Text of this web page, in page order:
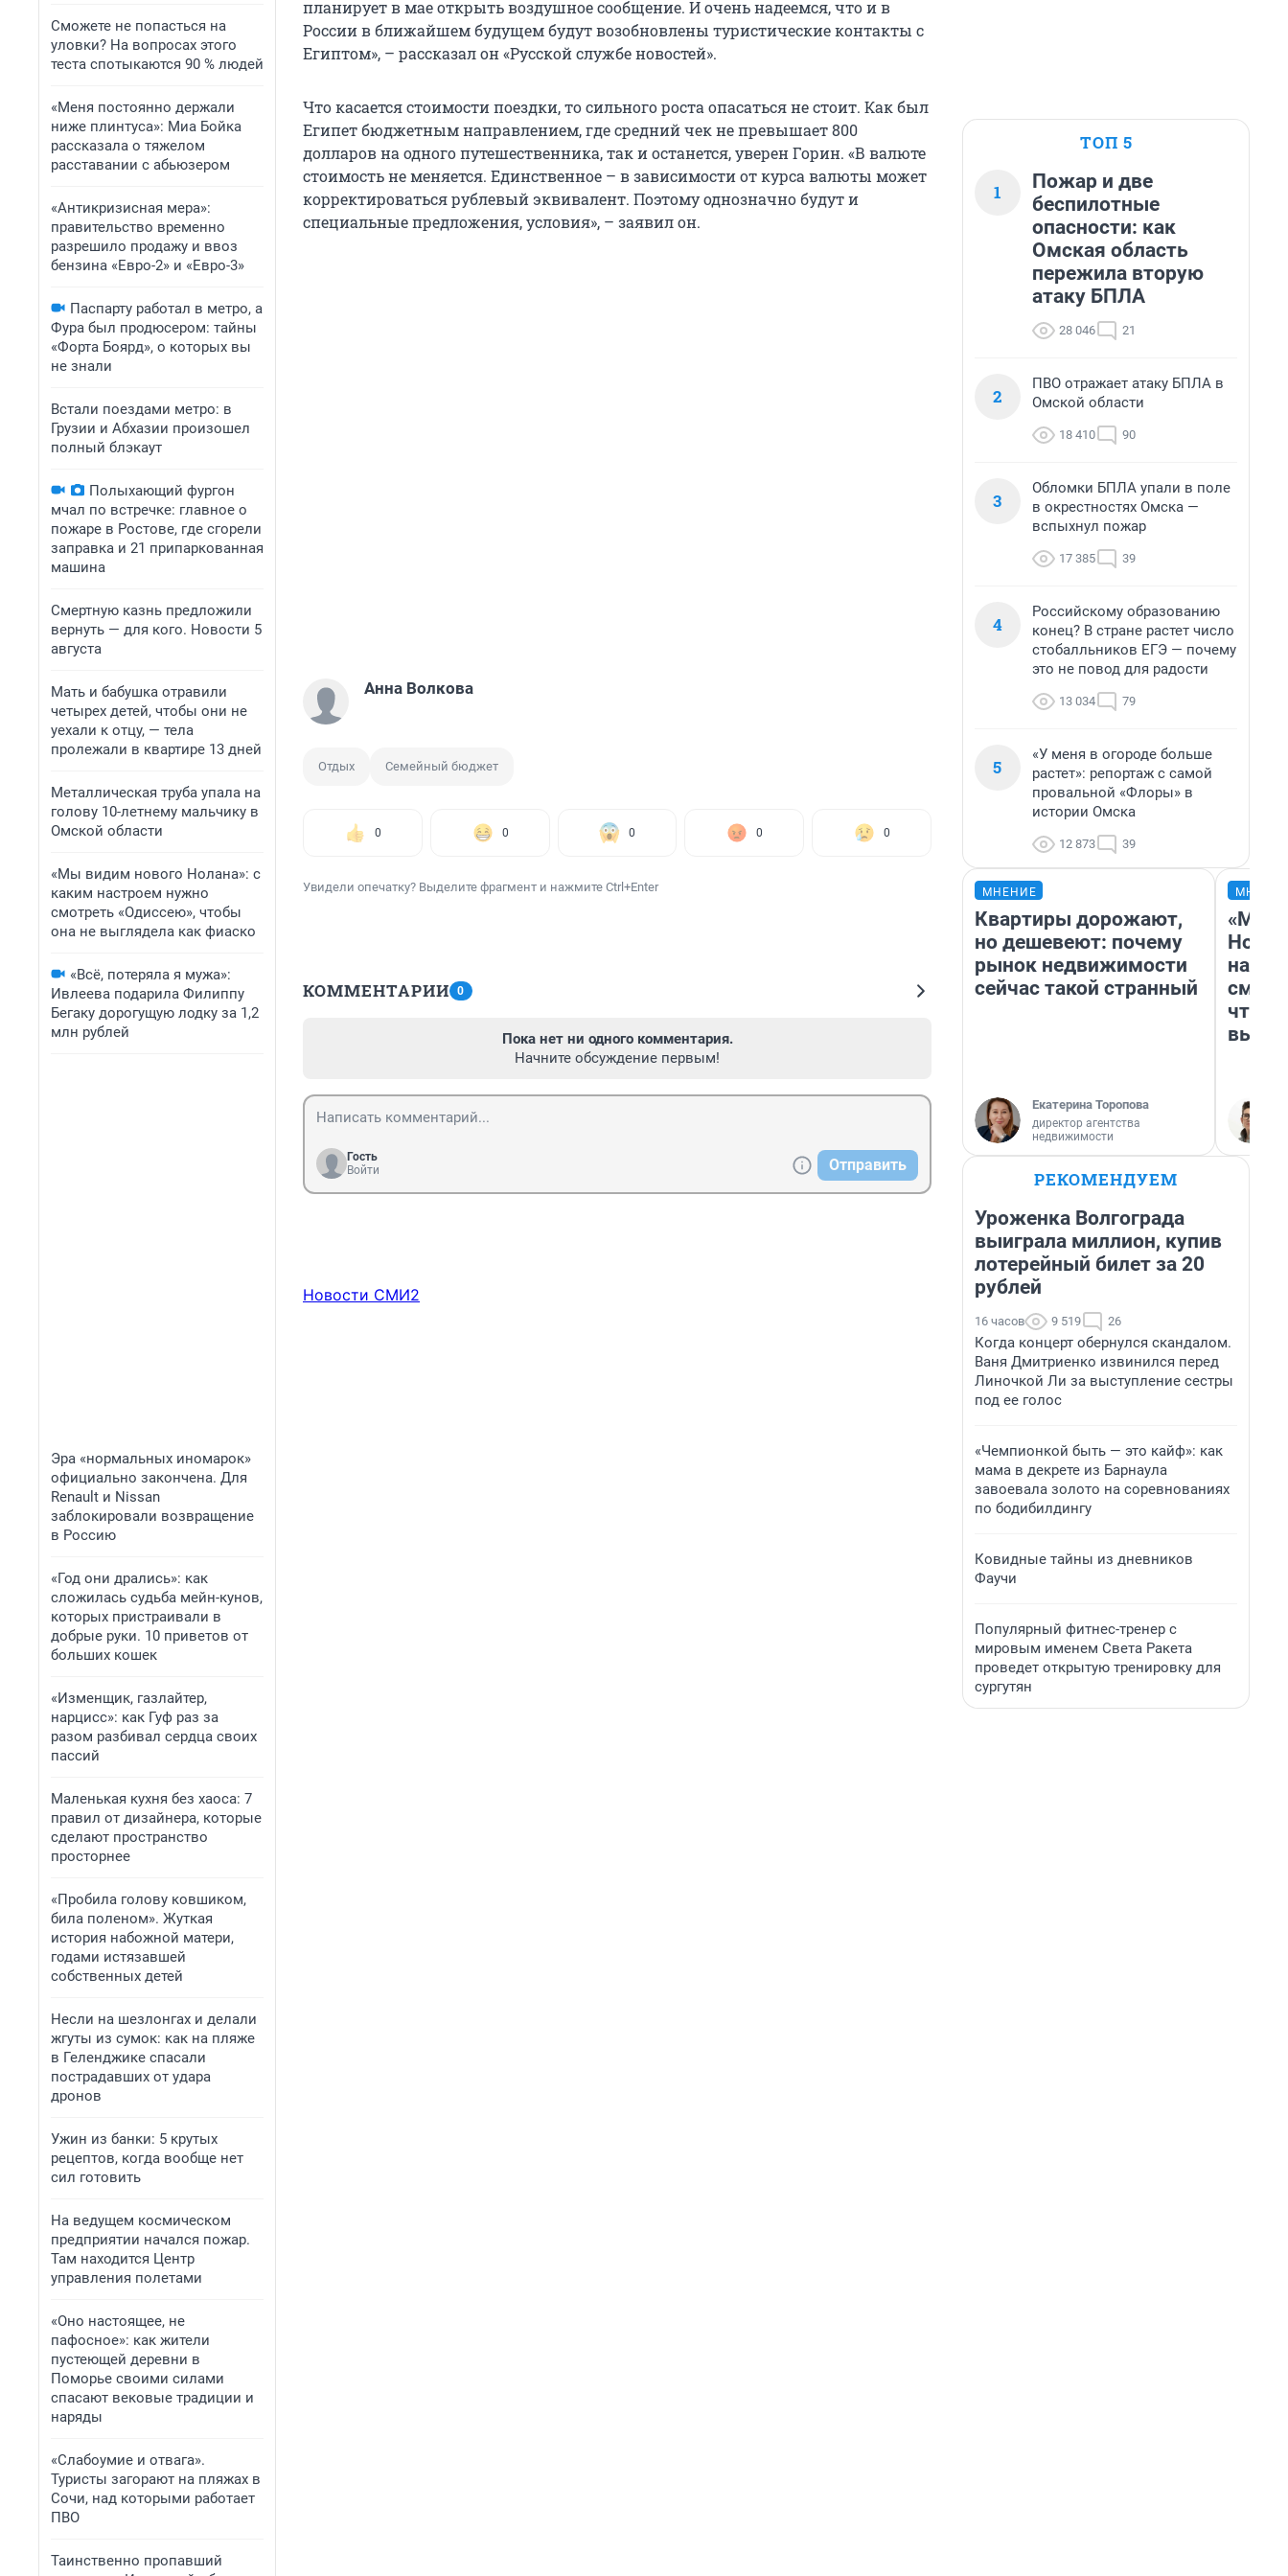
Сможете не попасться на
уловки? На вопросах этого
теста спотыкаются 90 % людей
«Меня постоянно держали
ниже плинтуса»: Миа Бойка
рассказала о тяжелом
расставании с абьюзером
«Антикризисная мера»:
правительство временно
разрешило продажу и ввоз
бензина «Евро-2» и «Евро-3»
Паспарту работал в метро, а
Фура был продюсером: тайны
«Форта Боярд», о которых вы
не знали
Встали поездами метро: в
Грузии и Абхазии произошел
полный блэкаут
Полыхающий фургон
мчал по встречке: главное о
пожаре в Ростове, где сгорели
заправка и 21 припаркованная
машина
Смертную казнь предложили
вернуть — для кого. Новости 5
августа
Мать и бабушка отравили
четырех детей, чтобы они не
уехали к отцу, — тела
пролежали в квартире 13 дней
Металлическая труба упала на
голову 10-летнему мальчику в
Омской области
«Мы видим нового Нолана»: с
каким настроем нужно
смотреть «Одиссею», чтобы
она не выглядела как фиаско
«Всё, потеряла я мужа»:
Ивлеева подарила Филиппу
Бегаку дорогущую лодку за 1,2
млн рублей
Эра «нормальных иномарок»
официально закончена. Для
Renault и Nissan
заблокировали возвращение
в Россию
«Год они дрались»: как
сложилась судьба мейн-кунов,
которых пристраивали в
добрые руки. 10 приветов от
больших кошек
«Изменщик, газлайтер,
нарцисс»: как Гуф раз за
разом разбивал сердца своих
пассий
Маленькая кухня без хаоса: 7
правил от дизайнера, которые
сделают пространство
просторнее
«Пробила голову ковшиком,
била поленом». Жуткая
история набожной матери,
годами истязавшей
собственных детей
Несли на шезлонгах и делали
жгуты из сумок: как на пляже
в Геленджике спасали
пострадавших от удара
дронов
Ужин из банки: 5 крутых
рецептов, когда вообще нет
сил готовить
На ведущем космическом
предприятии начался пожар.
Там находится Центр
управления полетами
«Оно настоящее, не
пафосное»: как жители
пустеющей деревни в
Поморье своими силами
спасают вековые традиции и
наряды
«Слабоумие и отвага».
Туристы загорают на пляжах в
Сочи, над которыми работает
ПВО
Таинственно пропавший
планирует в мае открыть воздушное сообщение. И очень надеемся, что и в
России в ближайшем будущем будут возобновлены туристические контакты с
Египтом», – рассказал он «Русской службе новостей».
Что касается стоимости поездки, то сильного роста опасаться не стоит. Как был
Египет бюджетным направлением, где средний чек не превышает 800
долларов на одного путешественника, так и останется, уверен Горин. «В валюте
стоимость не меняется. Единственное – в зависимости от курса валюты может
корректироваться рублевый эквивалент. Поэтому однозначно будут и
специальные предложения, условия», – заявил он.
Анна Волкова
Отдых Семейный бюджет
0 0 0 0 0
Увидели опечатку? Выделите фрагмент и нажмите Ctrl+Enter
КОММЕНТАРИИ 0
Пока нет ни одного комментария.
Начните обсуждение первым!
Гость
Войти
Отправить
Новости СМИ2
ТОП 5
1
Пожар и две
беспилотные
опасности: как
Омская область
пережила вторую
атаку БПЛА
28 046 21
2
ПВО отражает атаку БПЛА в
Омской области
18 410 90
3
Обломки БПЛА упали в поле
в окрестностях Омска —
вспыхнул пожар
17 385 39
4
Российскому образованию
конец? В стране растет число
стобалльников ЕГЭ — почему
это не повод для радости
13 034 79
5
«У меня в огороде больше
растет»: репортаж с самой
провальной «Флоры» в
истории Омска
12 873 39
МНЕНИЕ
Квартиры дорожают,
но дешевеют: почему
рынок недвижимости
сейчас такой странный
Екатерина Торопова
директор агентства
недвижимости
«Мы
РЕКОМЕНДУЕМ
Уроженка Волгограда
выиграла миллион, купив
лотерейный билет за 20
рублей
16 часов 9 519 26
Когда концерт обернулся скандалом.
Ваня Дмитриенко извинился перед
Линочкой Ли за выступление сестры
под ее голос
«Чемпионкой быть — это кайф»: как
мама в декрете из Барнаула
завоевала золото на соревнованиях
по бодибилдингу
Ковидные тайны из дневников
Фаучи
Популярный фитнес-тренер с
мировым именем Света Ракета
проведет открытую тренировку для
сургутян